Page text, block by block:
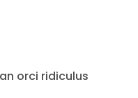
orci ridiculus